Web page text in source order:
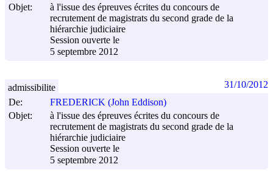
Objet:
à l'issue des épreuves écrites du concours de
recrutement de magistrats du second grade de la
hiérarchie judiciaire
Session ouverte le
5 septembre 2012
De:
FREDERICK (John Eddison)
Objet:
à l'issue des épreuves écrites du concours de
recrutement de magistrats du second grade de la
hiérarchie judiciaire
Session ouverte le
5 septembre 2012
admissibilite 31/10/2012